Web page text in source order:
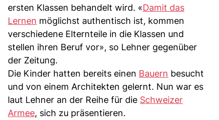
ersten Klassen behandelt wird. «Damit das
Lernen möglichst authentisch ist, kommen
verschiedene Elternteile in die Klassen und
stellen ihren Beruf vor», so Lehner gegenüber
der Zeitung.
Die Kinder hatten bereits einen Bauern besucht
und von einem Architekten gelernt. Nun war es
laut Lehner an der Reihe für die Schweizer
Armee, sich zu präsentieren.